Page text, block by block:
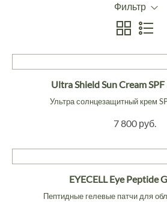
Фильтр
Ultra Shield Sun Cream
Ультра солнцезащитный крем
7 800 руб.
EYECELL Eye Peptide
Пептидные гелевые патчи для